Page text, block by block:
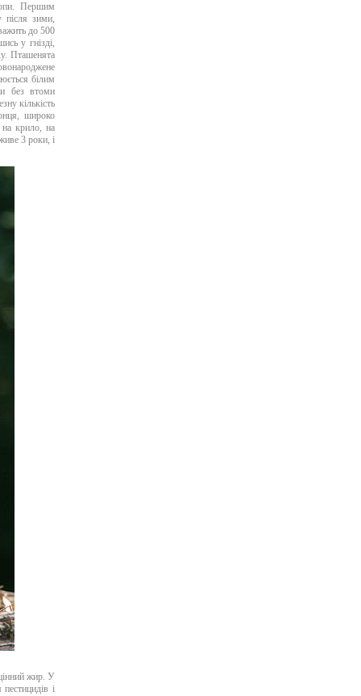
Першим
після зими,
до 500
у гнізді,
Пташенята
білим
без втоми
кількість
широко
на крило, на
3 роки, і
жир. У
і